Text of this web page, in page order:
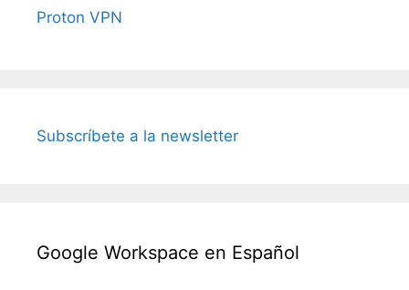
Proton VPN
Subscríbete a la newsletter
Google Workspace en Español